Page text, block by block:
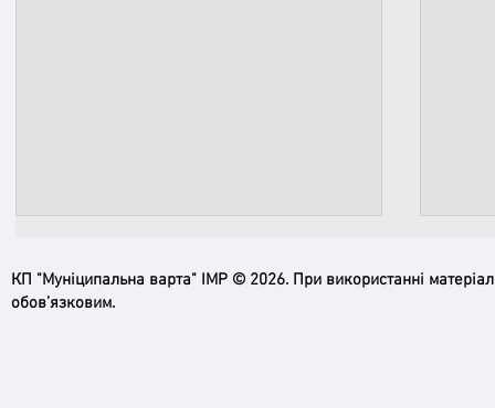
КП "Муніципальна варта" ІМР © 2026. При використанні
обов’язковим.